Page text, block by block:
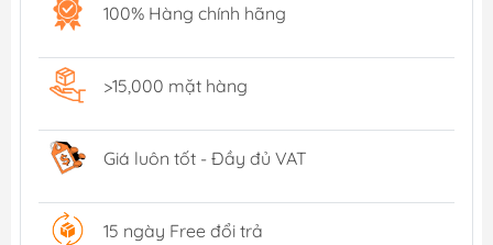
100% Hàng chính hãng
>15,000 mặt hàng
Giá luôn tốt - Đầy đủ VAT
15 ngày Free đổi trả